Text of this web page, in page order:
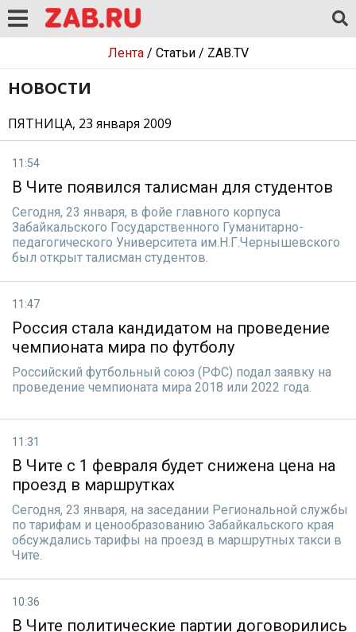
Лента/ Статьи/ ZAB.TV
НОВОСТИ
ПЯТНИЦА, 23 января 2009
11:54
В Чите появился талисман для студентов
Сегодня, 23 января, в фойе главного корпуса
Забайкальского Государственного Гуманитарно-
педагогического Университета им.Н.Г.Чернышевского
был открыт талисман студентов.
11:47
Россия стала кандидатом на проведение
чемпионата мира по футболу
Российский футбольный союз (РФС) подал заявку на
проведение чемпионата мира 2018 или 2022 года.
11:31
В Чите с 1 февраля будет снижена цена на
проезд в маршрутках
Сегодня, 23 января, на заседании Региональной службы
по тарифам и ценообразованию Забайкальского края
обсуждались тарифы на проезд в маршрутных такси в
Чите.
10:36
В Чите политические партии договорились